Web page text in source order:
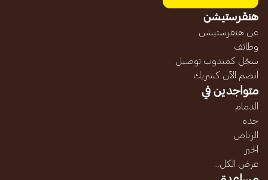
هنقرستيشن
عن هنقرستيشن
وظائف
سجّل كمندوب توصيل
انضم الآن كشريك
متواجدين في
الدمام
جده
الرياض
الخبر
عرض الكل...